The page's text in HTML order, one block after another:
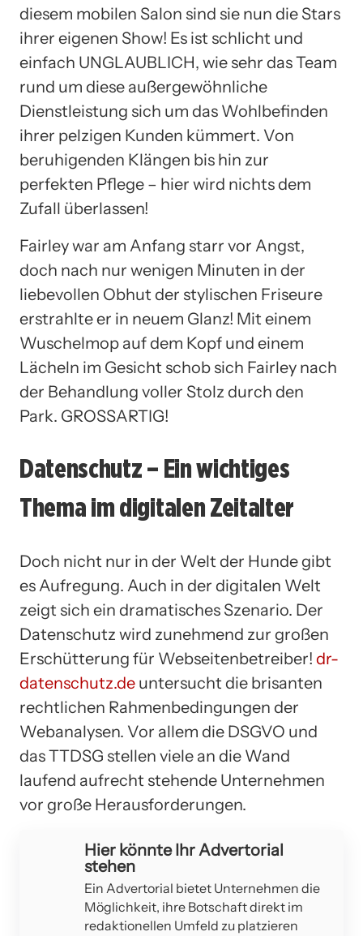
diesem mobilen Salon sind sie nun die Stars
ihrer eigenen Show! Es ist schlicht und
einfach UNGLAUBLICH, wie sehr das Team
rund um diese außergewöhnliche
Dienstleistung sich um das Wohlbefinden
ihrer pelzigen Kunden kümmert. Von
beruhigenden Klängen bis hin zur
perfekten Pflege – hier wird nichts dem
Zufall überlassen!
Fairley war am Anfang starr vor Angst,
doch nach nur wenigen Minuten in der
liebevollen Obhut der stylischen Friseure
erstrahlte er in neuem Glanz! Mit einem
Wuschelmop auf dem Kopf und einem
Lächeln im Gesicht schob sich Fairley nach
der Behandlung voller Stolz durch den
Park. GROSSARTIG!
Datenschutz – Ein wichtiges
Thema im digitalen Zeitalter
Doch nicht nur in der Welt der Hunde gibt
es Aufregung. Auch in der digitalen Welt
zeigt sich ein dramatisches Szenario. Der
Datenschutz wird zunehmend zur großen
Erschütterung für Webseitenbetreiber! dr-
datenschutz.de untersucht die brisanten
rechtlichen Rahmenbedingungen der
Webanalysen. Vor allem die DSGVO und
das TTDSG stellen viele an die Wand
laufend aufrecht stehende Unternehmen
vor große Herausforderungen.
Hier könnte Ihr Advertorial
stehen
Ein Advertorial bietet Unternehmen die
Möglichkeit, ihre Botschaft direkt im
redaktionellen Umfeld zu platzieren